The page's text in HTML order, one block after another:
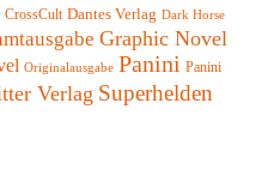
CrossCult Dantes Verlag Dark Horse
Graphic Novel
Originalausgabe Panini Panini
Verlag Superhelden